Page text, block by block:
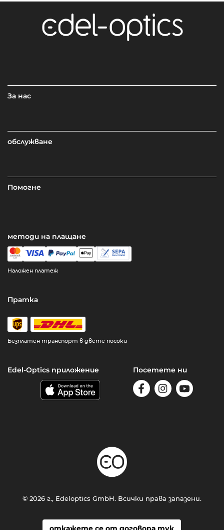
За нас
обслужване
Помогне
методи на плащане
Наложен платеж
Пратка
Безплатен транспорт в двете посоки
Edel-Optics приложение Посетете ни
© 2026 г., Edeloptics GmbH. Всички права запазени.